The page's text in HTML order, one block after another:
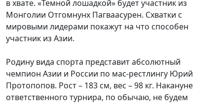
в хвате. «Темной лошадкой» будет участник из
Монголии Отгомнунх Пагваасурен. Схватки с
мировыми лидерами покажут на что способен
участник из Азии.
Родину вида спорта представит абсолютный
чемпион Азии и России по мас-рестлингу Юрий
Протопопов. Рост – 183 см, вес – 98 кг. Накануне
ответственного турнира, по обычаю, не будем